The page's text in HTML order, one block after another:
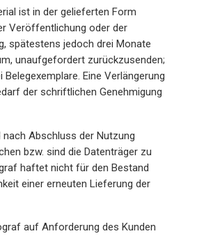
ist in der gelieferten Form
Veröffentlichung oder der
spätestens jedoch drei Monate
unaufgefordert zurückzusenden;
Eine Verlängerung
der schriftlichen Genehmigung
nach Abschluss der Nutzung
bzw. sind die Datenträger zu
haftet nicht für den Bestand
einer erneuten Lieferung der
auf Anforderung des Kunden